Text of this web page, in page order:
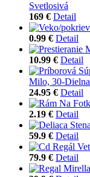
Svetlosivá
169 € Detail
0.99 € Detail
10.99 € Detail
Milo, 30-Dielna
24.95 € Detail
2.19 € Detail
59.9 € Detail
79.9 € Detail